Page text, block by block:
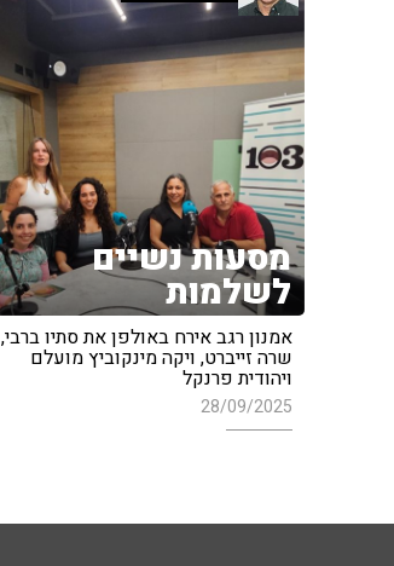
מסעות נשיים
לשלמות
אמנון רגב אירח באולפן את סתיו ברבי,
שרה זייברט, ויקה מינקוביץ מועלם
ויהודית פרנקל
28/09/2025